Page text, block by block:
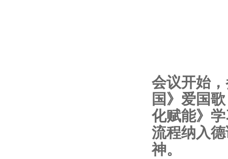
会议开始
国》爱国
化赋能》
流程纳入
神。